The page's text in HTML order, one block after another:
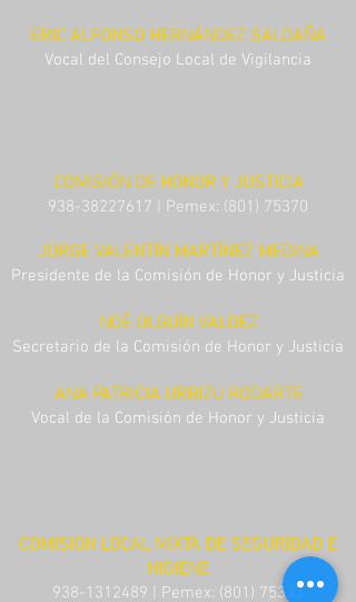
ERIC ALFONSO HERNÁNDEZ SALDAÑA
Vocal del Consejo Local de Vigilancia
COMISIÓN DE HONOR Y JUSTICIA
938-38227617 | Pemex: (801) 75370
JORGE VALENTÍN MARTÍNEZ MEDINA
Presidente de la Comisión de Honor y Justicia
NOÉ OLGUÍN VALDEZ
Secretario de la Comisión de Honor y Justicia
ANA PATRICIA URBIZU RODARTE
Vocal de la Comisión de Honor y Justicia
COMISION LOCAL MIXTA DE SEGURIDAD E
HIGIENE
938-1312489 | Pemex: (801) 75333